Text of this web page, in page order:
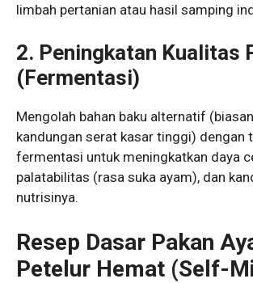
limbah pertanian atau hasil samping
2. Peningkatan Kualitas
(Fermentasi)
Mengolah bahan baku alternatif
kandungan serat kasar tinggi) dengan
fermentasi untuk meningkatkan daya
palatabilitas (rasa suka ayam), dan
nutrisinya.
Resep Dasar Pakan
Petelur Hemat (Self-